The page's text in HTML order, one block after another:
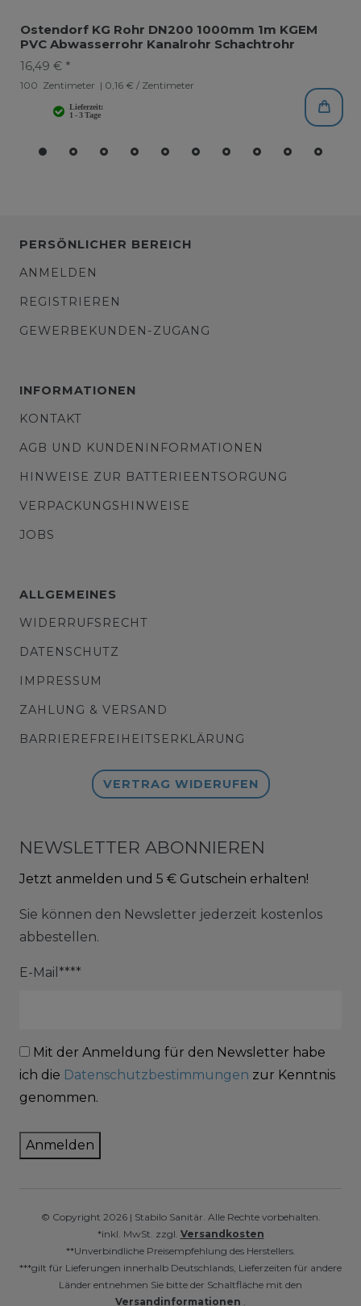
Ostendorf KG Rohr DN200 1000mm 1m KGEM
PVC Abwasserrohr Kanalrohr Schachtrohr
16,49 € *
100 Zentimeter | 0,16 € / Zentimeter
PERSÖNLICHER BEREICH
ANMELDEN
REGISTRIEREN
GEWERBEKUNDEN-ZUGANG
INFORMATIONEN
KONTAKT
AGB UND KUNDENINFORMATIONEN
HINWEISE ZUR BATTERIEENTSORGUNG
VERPACKUNGSHINWEISE
JOBS
ALLGEMEINES
WIDERRUFSRECHT
DATENSCHUTZ
IMPRESSUM
ZAHLUNG & VERSAND
BARRIEREFREIHEITSERKLÄRUNG
VERTRAG WIDERUFEN
NEWSLETTER ABONNIEREN
Jetzt anmelden und 5 € Gutschein erhalten!
Sie können den Newsletter jederzeit kostenlos
abbestellen.
E-Mail****
Mit der Anmeldung für den Newsletter habe
ich die Datenschutzbestimmungen zur Kenntnis
genommen.
Anmelden
© Copyright 2026 | Stabilo Sanitär. Alle Rechte vorbehalten.
*inkl. MwSt. zzgl. Versandkosten
**Unverbindliche Preisempfehlung des Herstellers.
***gilt für Lieferungen innerhalb Deutschlands, Lieferzeiten für andere
Länder entnehmen Sie bitte der Schaltfläche mit den
Versandinformationen .